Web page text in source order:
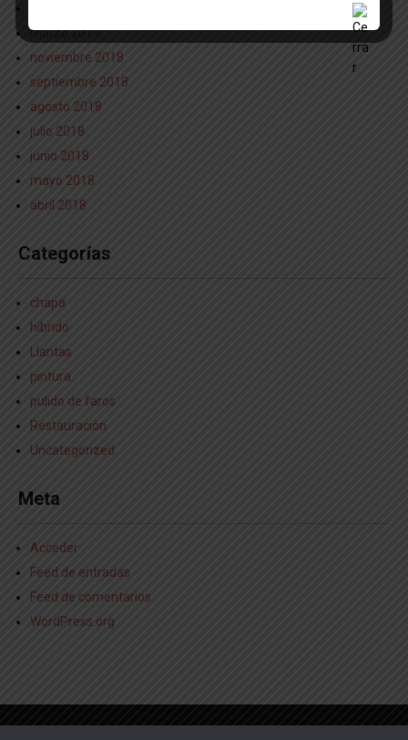
marzo 2019
noviembre 2018
septiembre 2018
agosto 2018
julio 2018
junio 2018
mayo 2018
abril 2018
Categorías
chapa
hibrido
Llantas
pintura
pulido de faros
Restauración
Uncategorized
Meta
Acceder
Feed de entradas
Feed de comentarios
WordPress.org